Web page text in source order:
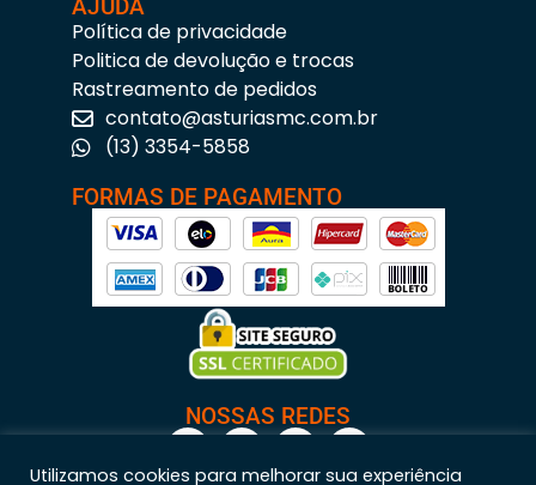
AJUDA
Política de privacidade
Politica de devolução e trocas
Rastreamento de pedidos
contato@asturiasmc.com.br
(13) 3354-5858
FORMAS DE PAGAMENTO
NOSSAS REDES
Utilizamos cookies para melhorar sua experiência